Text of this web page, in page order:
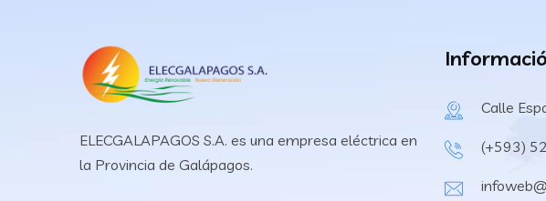
ELECGALAPAGOS S.A. es una empresa eléctrica en
la Provincia de Galápagos.
Calle
(+593)